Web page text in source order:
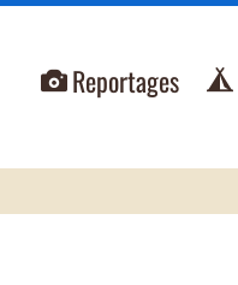
Reportages